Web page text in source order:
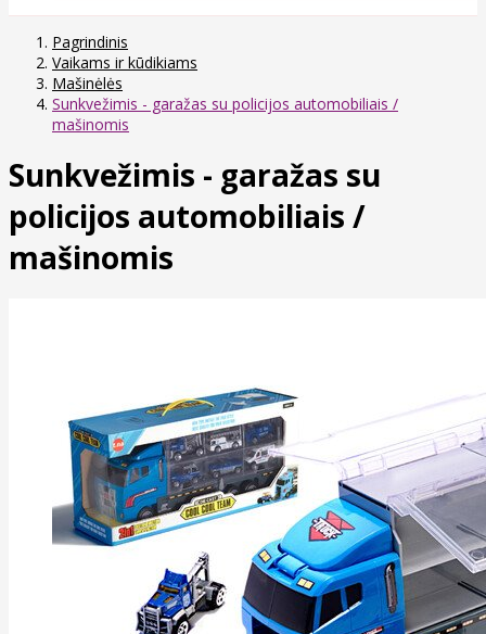
Pagrindinis
Vaikams ir kūdikiams
Mašinėlės
Sunkvežimis - garažas su policijos automobiliais /
mašinomis
Sunkvežimis - garažas su
policijos automobiliais /
mašinomis